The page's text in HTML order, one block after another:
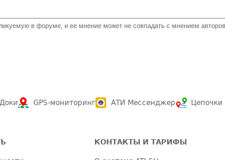
в форуме, и ее мнение может не совпадать с мнением
GPS-мониторинг АТИ Мессенджер Цепочки
КОНТАКТЫ И ТАРИФЫ